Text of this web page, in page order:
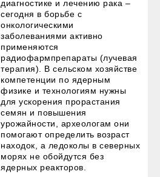
диагностике и лечению рака –
сегодня в борьбе с
онкологическими
заболеваниями активно
применяются
радиофармпрепараты (лучевая
терапия). В сельском хозяйстве
компетенции по ядерным
физике и технологиям нужны
для ускорения прорастания
семян и повышения
урожайности, археологам они
помогают определить возраст
находок, а ледоколы в северных
морях не обойдутся без
ядерных реакторов.